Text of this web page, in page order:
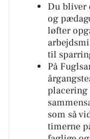
Du bliver
og
løfter
til
På
placering
som så
timerne